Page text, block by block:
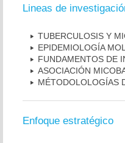
Lineas de
TUBERCULOSIS Y
EPIDEMIOLOGÍA
FUNDAMENTOS DE
ASOCIACIÓN
MÉTODOLOLOGÍAS
Enfoque estratégico